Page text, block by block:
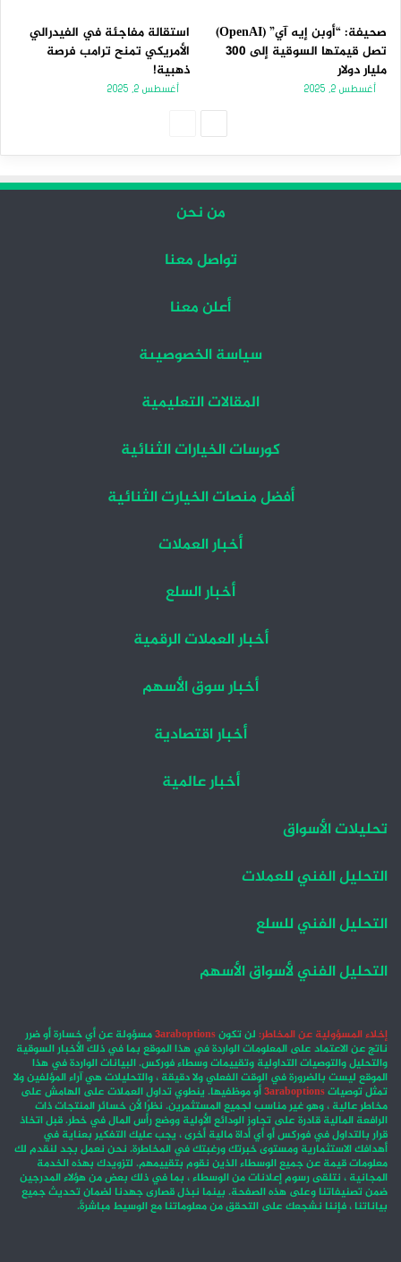
صحيفة: “أوبن إيه آي” (OpenAI)
تصل قيمتها السوقية إلى 300
مليار دولار
أغسطس 2, 2025
استقالة مفاجئة في الفيدرالي
الأمريكي تمنح ترامب فرصة
ذهبية!
أغسطس 2, 2025
من نحن
تواصل معنا
أعلن معنا
سياسة الخصوصيىة
المقالات التعليمية
كورسات الخيارات الثنائية
أفضل منصات الخيارت الثنائية
أخبار العملات
أخبار السلع
أخبار العملات الرقمية
أخبار سوق الأسهم
أخبار اقتصادية
أخبار عالمية
تحليلات الأسواق
التحليل الفني للعملات
التحليل الفني للسلع
التحليل الفني لأسواق الأسهم
إخلاء المسؤولية عن المخاطر: لن تكون3araboptionsمسؤولة عن أي خسارة أو ضرر
ناتج عن الاعتماد على المعلومات الواردة في هذا الموقع بما في ذلك الأخبار السوقية
والتحليل والتوصيات التداولية وتقييمات وسطاء فوركس. البيانات الواردة في هذا
الموقع ليست بالضرورة في الوقت الفعلي ولا دقيقة ، والتحليلات هي آراء المؤلفين ولا
تمثل توصيات3araboptionsأو موظفيها. ينطوي تداول العملات على الهامش على
مخاطر عالية ، وهو غير مناسب لجميع المستثمرين. نظرًا لأن خسائر المنتجات ذات
الرافعة المالية قادرة على تجاوز الودائع الأولية ووضع رأس المال في خطر. قبل اتخاذ
قرار بالتداول في فوركس أو أي أداة مالية أخرى ، يجب عليك التفكير بعناية في
أهدافك الاستثمارية ومستوى خبرتك ورغبتك في المخاطرة. نحن نعمل بجد لنقدم لك
معلومات قيمة عن جميع الوسطاء الذين نقوم بتقييمهم. لتزويدك بهذه الخدمة
المجانية ، نتلقى رسوم إعلانات من الوسطاء ، بما في ذلك بعض من هؤلاء المدرجين
ضمن تصنيفاتنا وعلى هذه الصفحة. بينما نبذل قصارى جهدنا لضمان تحديث جميع
بياناتنا ، فإننا نشجعك على التحقق من معلوماتنا مع الوسيط مباشرةً.